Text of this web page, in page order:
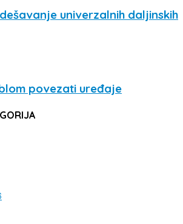
univerzalnih daljinskih
povezati uređaje